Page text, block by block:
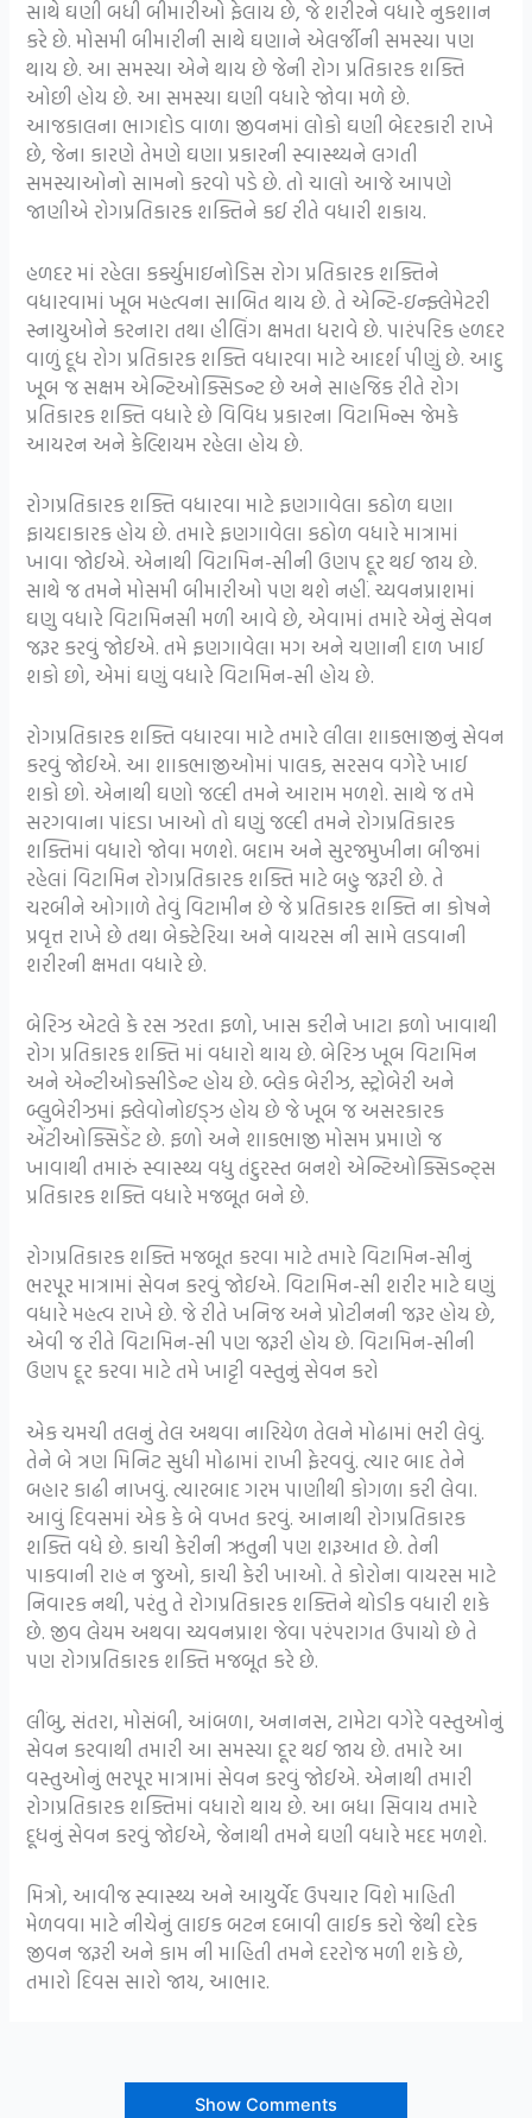
સાથે ઘણી બધી બીમારીઓ ફેલાય છે, જે શરીરને વધારે નુકશાન
કરે છે. મોસમી બીમારીની સાથે ઘણાને એલર્જીની સમસ્યા પણ
થાય છે. આ સમસ્યા એને થાય છે જેની રોગ પ્રતિકારક શક્તિ
ઓછી હોય છે. આ સમસ્યા ઘણી વધારે જોવા મળે છે.
આજકાલના ભાગદોડ વાળા જીવનમાં લોકો ઘણી બેદરકારી રાખે
છે, જેના કારણે તેમણે ઘણા પ્રકારની સ્વાસ્થ્યને લગતી
સમસ્યાઓનો સામનો કરવો પડે છે. તો ચાલો આજે આપણે
જાણીએ રોગપ્રતિકારક શક્તિને કઈ રીતે વધારી શકાય.
હળદર માં રહેલા કર્ક્યુમાઇનોડિસ રોગ પ્રતિકારક શક્તિને
વધારવામાં ખૂબ મહત્વના સાબિત થાય છે. તે એન્ટિ-ઇન્ફ્લેમેટરી
સ્નાયુઓને કરનારા તથા હીલિંગ ક્ષમતા ધરાવે છે. પારંપરિક હળદર
વાળું દૂધ રોગ પ્રતિકારક શક્તિ વધારવા માટે આદર્શ પીણું છે. આદુ
ખૂબ જ સક્ષમ એન્ટિઓક્સિડન્ટ છે અને સાહજિક રીતે રોગ
પ્રતિકારક શક્તિ વધારે છે વિવિધ પ્રકારના વિટામિન્સ જેમકે
આયરન અને કેલ્શિયમ રહેલા હોય છે.
રોગપ્રતિકારક શક્તિ વધારવા માટે ફણગાવેલા કઠોળ ઘણા
ફાયદાકારક હોય છે. તમારે ફણગાવેલા કઠોળ વધારે માત્રામાં
ખાવા જોઈએ. એનાથી વિટામિન-સીની ઉણપ દૂર થઈ જાય છે.
સાથે જ તમને મોસમી બીમારીઓ પણ થશે નહીં. ચ્યવનપ્રાશમાં
ઘણુ વધારે વિટામિનસી મળી આવે છે, એવામાં તમારે એનું સેવન
જરૂર કરવું જોઈએ. તમે ફણગાવેલા મગ અને ચણાની દાળ ખાઈ
શકો છો, એમાં ઘણું વધારે વિટામિન-સી હોય છે.
રોગપ્રતિકારક શક્તિ વધારવા માટે તમારે લીલા શાકભાજીનું સેવન
કરવું જોઈએ. આ શાકભાજીઓમાં પાલક, સરસવ વગેરે ખાઈ
શકો છો. એનાથી ઘણો જલ્દી તમને આરામ મળશે. સાથે જ તમે
સરગવાના પાંદડા ખાઓ તો ઘણું જલ્દી તમને રોગપ્રતિકારક
શક્તિમાં વધારો જોવા મળશે. બદામ અને સુરજમુખીના બીજમાં
રહેલાં વિટામિન રોગપ્રતિકારક શક્તિ માટે બહુ જરૂરી છે. તે
ચરબીને ઓગાળે તેવું વિટામીન છે જે પ્રતિકારક શક્તિ ના કોષને
પ્રવૃત્ત રાખે છે તથા બેક્ટેરિયા અને વાયરસ ની સામે લડવાની
શરીરની ક્ષમતા વધારે છે.
બેરિઝ એટલે કે રસ ઝરતા ફળો, ખાસ કરીને ખાટા ફળો ખાવાથી
રોગ પ્રતિકારક શક્તિ માં વધારો થાય છે. બેરિઝ ખૂબ વિટામિન
અને એન્ટીઓક્સીડેન્ટ હોય છે. બ્લેક બેરીઝ, સ્ટ્રોબેરી અને
બ્લુબેરીઝમાં ફ્લેવોનોઇડ્ઝ હોય છે જે ખૂબ જ અસરકારક
એંટીઓક્સિડેંટ છે. ફળો અને શાકભાજી મોસમ પ્રમાણે જ
ખાવાથી તમારું સ્વાસ્થ્ય વધુ તંદુરસ્ત બનશે એન્ટિઓક્સિડન્ટ્સ
પ્રતિકારક શક્તિ વધારે મજબૂત બને છે.
રોગપ્રતિકારક શક્તિ મજબૂત કરવા માટે તમારે વિટામિન-સીનું
ભરપૂર માત્રામાં સેવન કરવું જોઈએ. વિટામિન-સી શરીર માટે ઘણું
વધારે મહત્વ રાખે છે. જે રીતે ખનિજ અને પ્રોટીનની જરૂર હોય છે,
એવી જ રીતે વિટામિન-સી પણ જરૂરી હોય છે. વિટામિન-સીની
ઉણપ દૂર કરવા માટે તમે ખાટ્ટી વસ્તુનું સેવન કરો
એક ચમચી તલનું તેલ અથવા નારિયેળ તેલને મોઢામાં ભરી લેવું.
તેને બે ત્રણ મિનિટ સુધી મોઢામાં રાખી ફેરવવું. ત્યાર બાદ તેને
બહાર કાઢી નાખવું. ત્યારબાદ ગરમ પાણીથી કોગળા કરી લેવા.
આવું દિવસમાં એક કે બે વખત કરવું. આનાથી રોગપ્રતિકારક
શક્તિ વધે છે. કાચી કેરીની ઋતુની પણ શરૂઆત છે. તેની
પાકવાની રાહ ન જુઓ, કાચી કેરી ખાઓ. તે કોરોના વાયરસ માટે
નિવારક નથી, પરંતુ તે રોગપ્રતિકારક શક્તિને થોડીક વધારી શકે
છે. જીવ લેયમ અથવા ચ્યવનપ્રાશ જેવા પરંપરાગત ઉપાયો છે તે
પણ રોગપ્રતિકારક શક્તિ મજબૂત કરે છે.
લીંબુ, સંતરા, મોસંબી, આંબળા, અનાનસ, ટામેટા વગેરે વસ્તુઓનું
સેવન કરવાથી તમારી આ સમસ્યા દૂર થઈ જાય છે. તમારે આ
વસ્તુઓનું ભરપૂર માત્રામાં સેવન કરવું જોઈએ. એનાથી તમારી
રોગપ્રતિકારક શક્તિમાં વધારો થાય છે. આ બધા સિવાય તમારે
દૂધનું સેવન કરવું જોઈએ, જેનાથી તમને ઘણી વધારે મદદ મળશે.
મિત્રો, આવીજ સ્વાસ્થ્ય અને આયુર્વેદ ઉપચાર વિશે માહિતી
મેળવવા માટે નીચેનું લાઇક બટન દબાવી લાઈક કરો જેથી દરેક
જીવન જરૂરી અને કામ ની માહિતી તમને દરરોજ મળી શકે છે,
તમારો દિવસ સારો જાય, આભાર.
Show Comments